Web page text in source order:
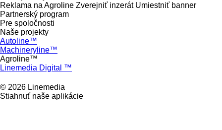
Reklama na Agroline Zverejniť inzerát Umiestniť banner
Partnerský program
Pre spoločnosti
Naše projekty
Autoline™
Machineryline™
Agroline™
Linemedia Digital ™
© 2026 Linemedia
Stiahnuť naše aplikácie